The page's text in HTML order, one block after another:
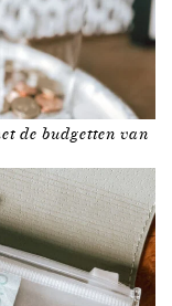
de budgetten van